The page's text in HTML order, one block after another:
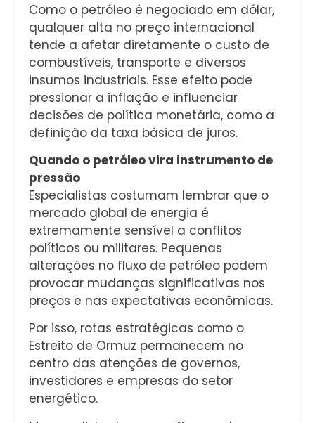
Como o petróleo é negociado em dólar,
qualquer alta no preço internacional
tende a afetar diretamente o custo de
combustíveis, transporte e diversos
insumos industriais. Esse efeito pode
pressionar a inflação e influenciar
decisões de política monetária, como a
definição da taxa básica de juros.
Quando o petróleo vira instrumento de
pressão
Especialistas costumam lembrar que o
mercado global de energia é
extremamente sensível a conflitos
políticos ou militares. Pequenas
alterações no fluxo de petróleo podem
provocar mudanças significativas nos
preços e nas expectativas econômicas.
Por isso, rotas estratégicas como o
Estreito de Ormuz permanecem no
centro das atenções de governos,
investidores e empresas do setor
energético.